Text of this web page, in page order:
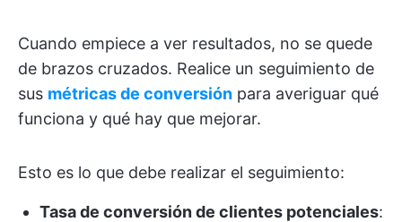
Cuando empiece a ver resultados, no se quede
de brazos cruzados. Realice un seguimiento de
sus métricas de conversión para averiguar qué
funciona y qué hay que mejorar.
Esto es lo que debe realizar el seguimiento:
Tasa de conversión de clientes potenciales: